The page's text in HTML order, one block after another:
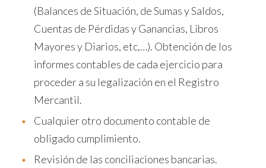
(Balances de Situación, de Sumas y Saldos,
Cuentas de Pérdidas y Ganancias, Libros
Mayores y Diarios, etc,…). Obtención de los
informes contables de cada ejercicio para
proceder a su legalización en el Registro
Mercantil.
Cualquier otro documento contable de
obligado cumplimiento.
Revisión de las conciliaciones bancarias.